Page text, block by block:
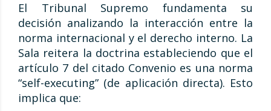
El Tribunal Supremo fundamenta su
decisión analizando la interacción entre la
norma internacional y el derecho interno. La
Sala reitera la doctrina estableciendo que el
artículo 7 del citado Convenio es una norma
“self-executing” (de aplicación directa). Esto
implica que: